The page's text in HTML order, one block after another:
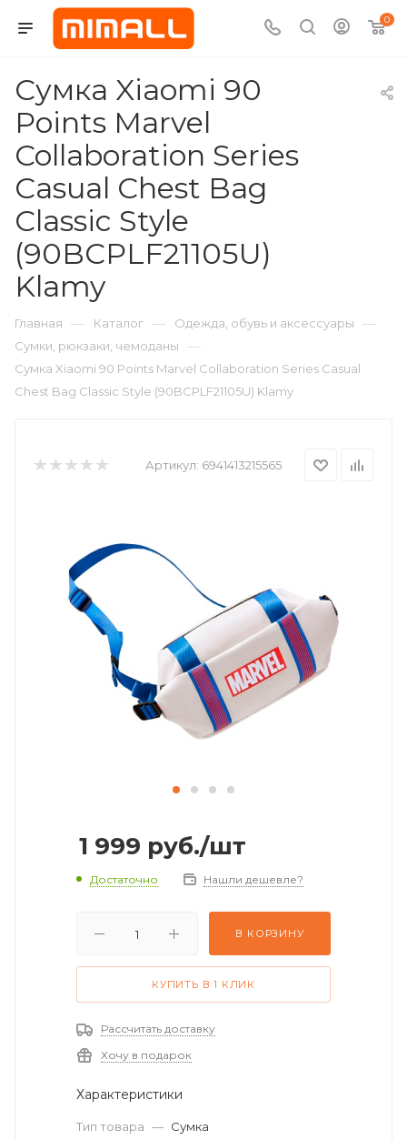
0
Сумка Xiaomi 90
Points Marvel
Collaboration Series
Casual Chest Bag
Classic Style
(90BCPLF21105U)
Klamy
Главная — Каталог — Одежда, обувь и аксессуары —
Сумки, рюкзаки, чемоданы —
Сумка Xiaomi 90 Points Marvel Collaboration Series Casual
Chest Bag Classic Style (90BCPLF21105U) Klamy
Артикул: 6941413215565
1 999 руб./шт
Достаточно Нашли дешевле?
В КОРЗИНУ
КУПИТЬ В 1 КЛИК
Рассчитать доставку
Хочу в подарок
Характеристики
Тип товара — Сумка